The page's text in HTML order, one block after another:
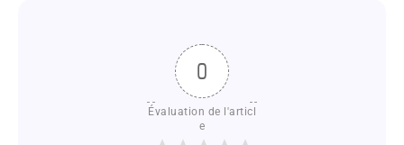
0
Évaluation de l'articl
e